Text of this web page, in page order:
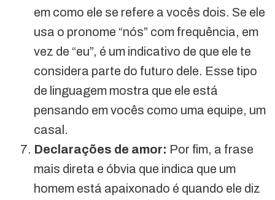
em como ele se refere a vocês dois. Se ele
usa o pronome “nós” com frequência, em
vez de “eu”, é um indicativo de que ele te
considera parte do futuro dele. Esse tipo
de linguagem mostra que ele está
pensando em vocês como uma equipe, um
casal.
Declarações de amor: Por fim, a frase
mais direta e óbvia que indica que um
homem está apaixonado é quando ele diz